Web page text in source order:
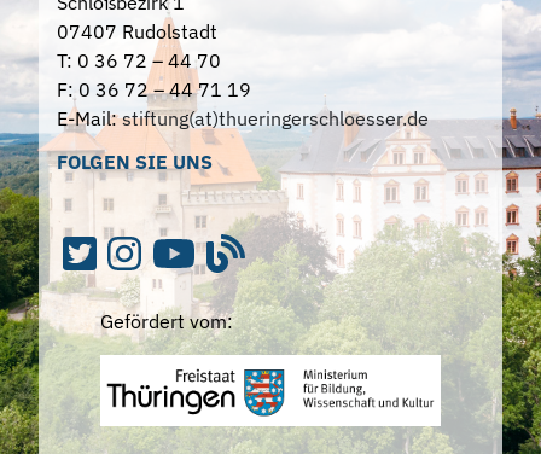
07407 Rudolstadt
T: 0 36 72 – 44 70
F: 0 36 72 – 44 71 19
E-Mail:stiftung(at)thueringerschloesser.de
FOLGEN SIE UNS
Gefördert vom: